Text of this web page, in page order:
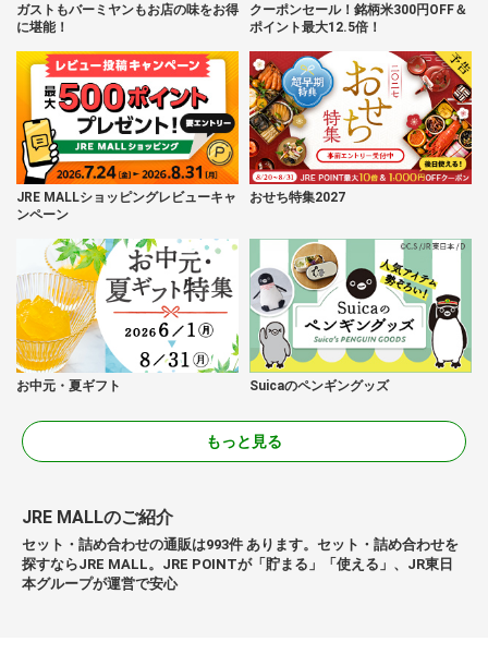
ガストもバーミヤンもお店の味をお得
に堪能！
クーポンセール！銘柄米300円OFF＆
ポイント最大12.5倍！
JRE MALLショッピングレビューキャ
ンペーン
おせち特集2027
お中元・夏ギフト Suicaのペンギングッズ
もっと見る
JRE MALLのご紹介
セット・詰め合わせの通販は993件 あります。セット・詰め合わせを
探すならJRE MALL。JRE POINTが「貯まる」「使える」、JR東日
本グループが運営で安心